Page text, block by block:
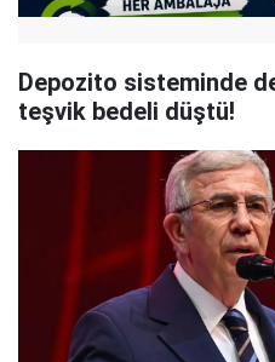
Depozito sisteminde
teşvik bedeli düştü!